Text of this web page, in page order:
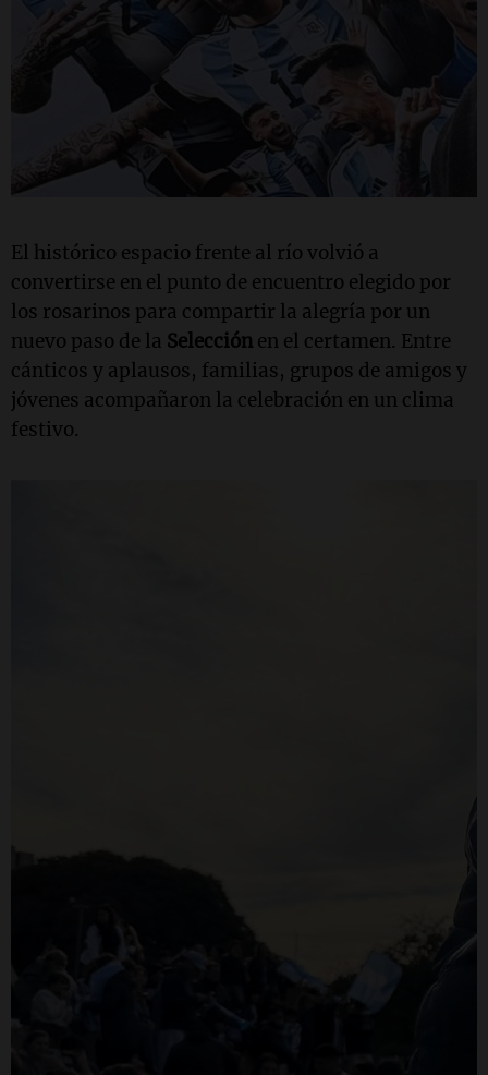
El histórico espacio frente al río volvió a
convertirse en el punto de encuentro elegido por
los rosarinos para compartir la alegría por un
nuevo paso de la Selección en el certamen. Entre
cánticos y aplausos, familias, grupos de amigos y
jóvenes acompañaron la celebración en un clima
festivo.